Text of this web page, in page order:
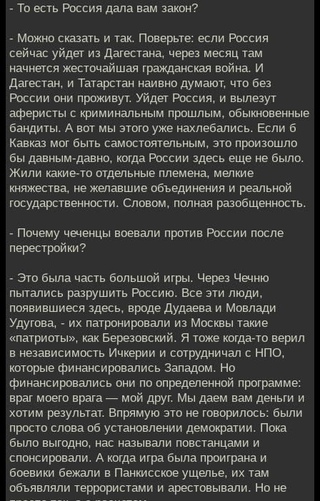
- То есть Россия дала вам закон?
- Можно сказать и так. Поверьте: если Россия
сейчас уйдет из Дагестана, через месяц там
начнется жесточайшая гражданская война. И
Дагестан, и Татарстан наивно думают, что без
России они проживут. Уйдет Россия, и вылезут
аферисты с криминальным прошлым, обыкновенные
бандиты. А вот мы этого уже нахлебались. Если б
Кавказ мог быть самостоятельным, это произошло
бы давным-давно, когда России здесь еще не было.
Жили какие-то отдельные племена, мелкие
княжества, не желавшие объединения и реальной
государственности. Словом, полная разобщенность.
- Почему чеченцы воевали против России после
перестройки?
- Это была часть большой игры. Через Чечню
пытались разрушить Россию. Все эти люди,
появившиеся здесь, вроде Дудаева и Мовлади
Удугова, - их патронировали из Москвы такие
«патриоты», как Березовский. Я тоже когда-то верил
в независимость Ичкерии и сотрудничал с НПО,
которые финансировались Западом. Но
финансировались они по определенной программе:
враг моего врага — мой друг. Мы даем вам деньги и
хотим результат. Впрямую это не говорилось: были
просто слова об установлении демократии. Пока
было выгодно, нас называли повстанцами и
спонсировали. А когда игра была проиграна и
боевики бежали в Панкисское ущелье, их там
объявляли террористами и арестовывали. Но не